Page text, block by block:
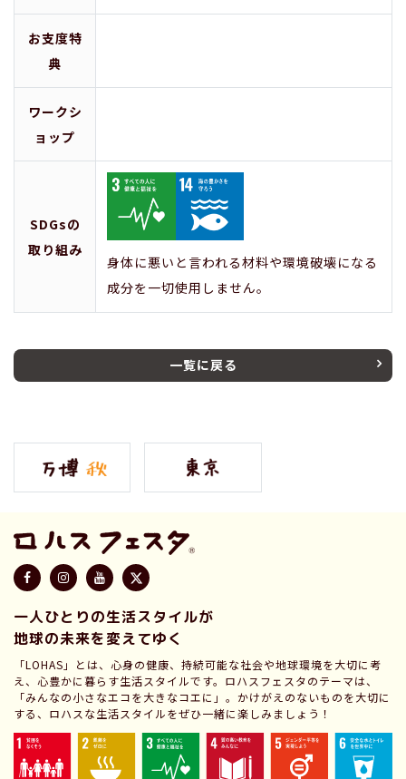
お支度特
典
ワークシ
ョップ
SDGsの
取り組み
身体に悪いと言われる材料や環境破壊になる
成分を一切使用しません。
一覧に戻る
一人ひとりの生活スタイルが
地球の未来を変えてゆく
「LOHAS」とは、心身の健康、持続可能な社会や地球環境を大切に考
え、心豊かに暮らす生活スタイルです。ロハスフェスタのテーマは、
「みんなの小さなエコを大きなコエに」。かけがえのないものを大切に
する、ロハスな生活スタイルをぜひ一緒に楽しみましょう！